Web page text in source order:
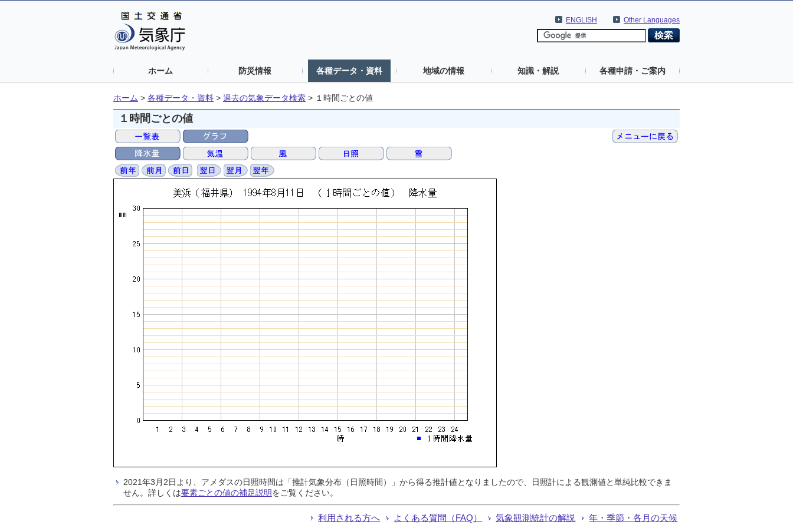
Other Languages
ENGLISH
ホーム 防災情報 各種データ・資料 地域の情報 知識・解説 各種申請・ご案内
ホーム > 各種データ・資料 > 過去の気象データ検索 > １時間ごとの値
１時間ごとの値
2021年3月2日より、アメダスの日照時間は「推計気象分布（日照時間）」から得る推計値となりましたので、日照計による観測値と単純比較できま
せん。詳しくは要素ごとの値の補足説明をご覧ください。
利用される方へ よくある質問（FAQ） 気象観測統計の解説 年・季節・各月の天候